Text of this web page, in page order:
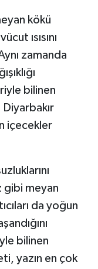
kökü
ısısını
zamanda
bilinen
içecekler
gibi meyan
da yoğun
bilinen
yazın en çok